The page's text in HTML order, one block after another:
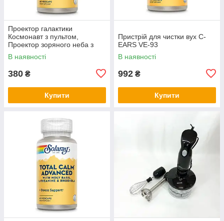
Проектор галактики
Космонавт з пультом,
Проектор зоряного неба з
пультом дистанційного
керування UH-91
В наявності
380 ₴
Купити
Пристрій для чистки вух С-
EARS VE-93
В наявності
992 ₴
Купити